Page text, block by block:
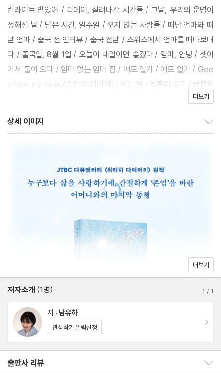
어쩌면 함께할 수도 있었던 시간들은 삶의 소중함과 존엄한 죽음이
깊이 연결되어 있음을 상기시킨다. 동시에 고통을 끝낼 수 있다는 사
실이 오히려 삶을 지탱하는 희망이 되는, 고통 받는 사람들의 존재를
담담히 알린다. 그러므로 이 책은 죽음이 아닌, 존엄한 삶에 대한 이
야기로 완성된다.
자신과 같은 환자들이 언젠가는 한국에서 죽음을 맞이하기를 바라
며 임종 순간까지 다큐멘터리를 촬영한 어머니. 어머니를 기억하고
그 용기를 전하기 위해 작가는 이 모든 과정을 글로 썼다. 어머니의
죽음이 남긴 의미를 ‘다른 사람을 위한, 이제까지와는 다른 내일’을
투기이고, 동시대인들에게 던지는 ‘존엄한 삶’에 대한 묵직한 질문이
이 책은 삶의 가치에 대한 물음으로 인도하는 철학서이고, 자기 결정
력을 가져오는 투쟁기이다. 타인의 삶을 살아보게 한다는 점에서 문
학이고, 무엇보다 의존과 돌봄에 관한 르포르타주다. 우리에겐 사회
문화적 금기를 가로지르는 더 많은 통증의 언어, 죽음의 언어가 필요
하다. 『오늘이 내일이면 좋겠다』는 존엄한 삶의 권리에 관한 상상의
지평을 넓혀줄 것이다. - 은유(르포 작가, 『해방의 밤』 저자)
린라이트 받았어 / 디데이, 잘려나간 시간들 / 그날, 우리의 운명이
정해진 날 / 남은 시간, 일주일 / 오지 않는 사람들 / 떠난 엄마와 떠
날 엄마 / 출국 전 인터뷰 / 출국 전날 / 스위스에서 엄마를 떠나보내
다 / 출국일, 8월 1일 / 오늘이 내일이면 좋겠다 / 엄마, 안녕 / 셋이
가서 둘이 오다 / 엄마 없는 엄마 집 / 애도 일기 / 애도 일기 / Goo
d bye, my dear / 엄마의 이야기를 쓰는 일 / 영혼의 속도 / 불편한
사람들 / 손톱을 모으며 / 우리가 가질 수도 있었던 시간들 / 말할 수
바위, 왕할아버지 소나무, 청설모 / 추모 귀걸이 / 검은 옷을 입는 일
날 / 엄마와 평행우주 / 국회 앞 시위 / 존엄하게 죽을 권리 / 큰삼촌
의 죽음 / 추모식 / 국회 토론회 / 같은 슬픔을 공유하는 사람들 / 존
엄한 죽음이란 / 다시 스위스로 / 에필로그 / 작가의 말
더보기
상세 이미지
더보기
저자소개 (1명) 1 /1
저 : 남유하
관심작가 알림신청
출판사 리뷰